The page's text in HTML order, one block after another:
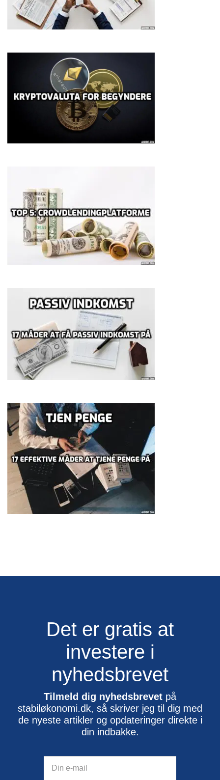
Det er gratis at
investere i
nyhedsbrevet
Tilmeld dig nyhedsbrevet på
stabiløkonomi.dk, så skriver jeg til dig med
de nyeste artikler og opdateringer direkte i
din indbakke.